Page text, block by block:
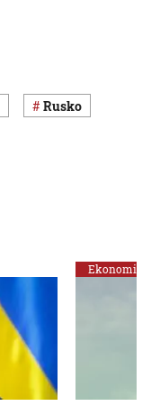
Rusko
Ekonomika